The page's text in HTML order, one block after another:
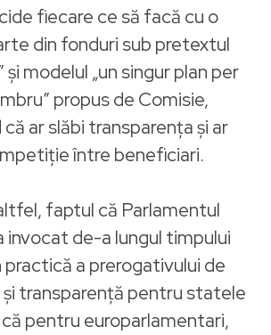
fiecare ce să facă cu o
din fonduri sub pretextul
și modelul „un singur plan per
propus de Comisie,
ar slăbi transparența și ar
între beneficiari.
faptul că Parlamentul
invocat de-a lungul timpului
practică a prerogativului de
transparență pentru statele
pentru europarlamentari,